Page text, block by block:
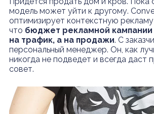
модель может уйти к другому.
оптимизирует контекстную рекламу
что бюджет рекламной кампании
на трафик, а на продажи. С
персональный менеджер. Он, как
никогда не подведет и всегда даст
совет.